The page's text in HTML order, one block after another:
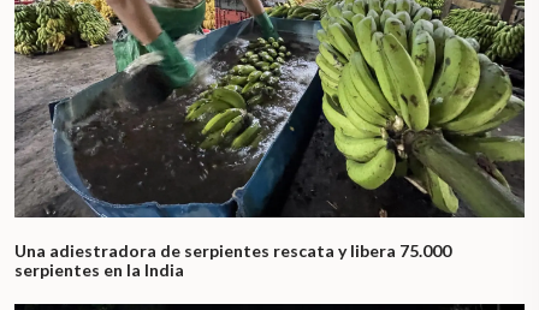
Una adiestradora de serpientes rescata y libera 75.000
serpientes en la India